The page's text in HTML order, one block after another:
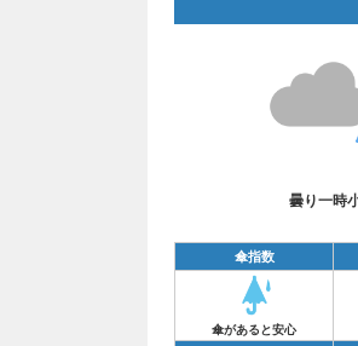
曇り一時
傘指数
傘があると安心